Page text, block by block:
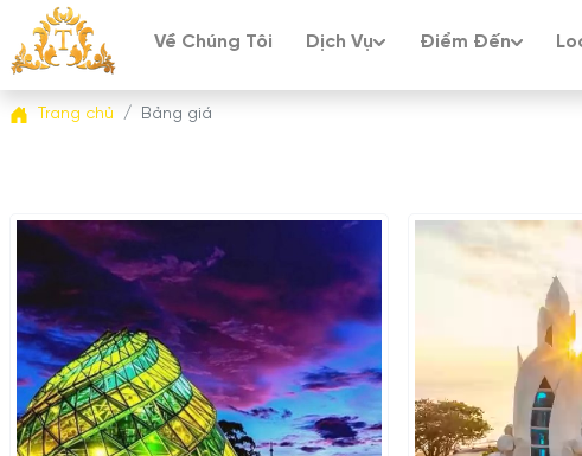
Về Chúng Tôi Dịch Vụ Điểm Đến
Trang chủ Bảng giá